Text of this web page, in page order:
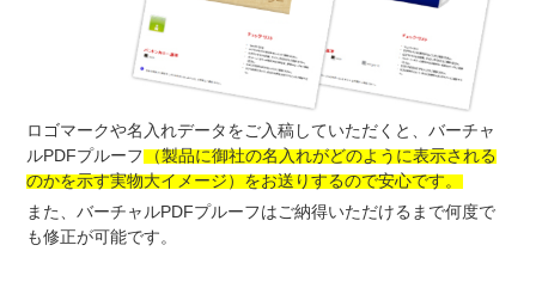
ロゴマークや名入れデータをご入稿していただくと、バーチャ
ルPDFプルーフ（製品に御社の名入れがどのように表示される
のかを示す実物大イメージ）をお送りするので安心です。
また、バーチャルPDFプルーフはご納得いただけるまで何度で
も修正が可能です。